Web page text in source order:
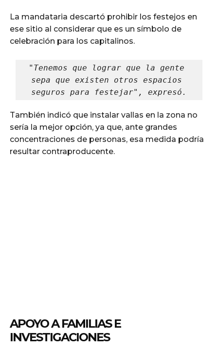
La mandataria descartó prohibir los festejos en
ese sitio al considerar que es un símbolo de
celebración para los capitalinos.
"Tenemos que lograr que la gente
sepa que existen otros espacios
seguros para festejar", expresó.
También indicó que instalar vallas en la zona no
sería la mejor opción, ya que, ante grandes
concentraciones de personas, esa medida podría
resultar contraproducente.
APOYO A FAMILIAS E
INVESTIGACIONES